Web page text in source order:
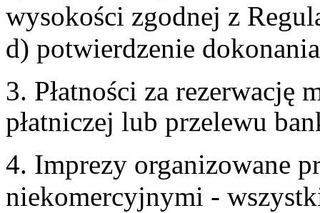
wysokości zgodnej z
d) potwierdzenie
3. Płatności za rezerwację
płatniczej lub przelewu
4. Imprezy organizowane
niekomercyjnymi -